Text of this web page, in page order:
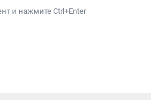
и нажмите Ctrl+Enter